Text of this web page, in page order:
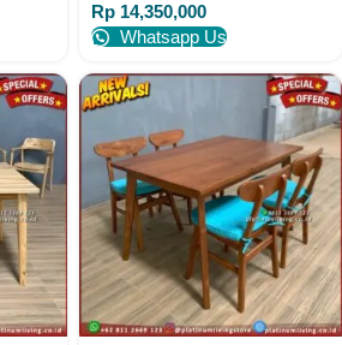
Rp 14,350,000
Whatsapp Us